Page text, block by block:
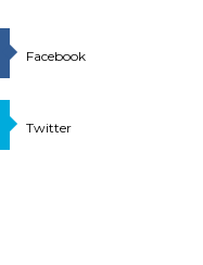
Facebook
Twitter